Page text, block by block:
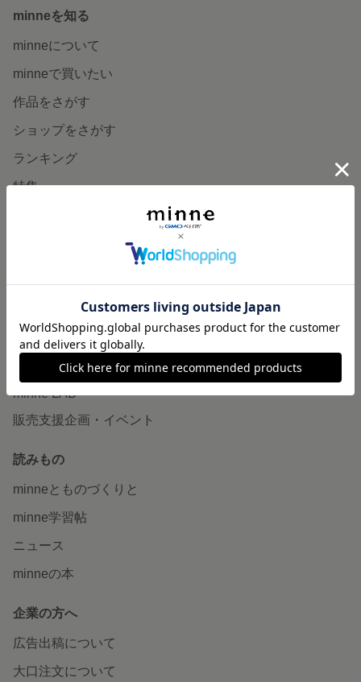
minneを知る
minneについて
minneで買いたい
作品をさがす
ショップをさがす
ランキング
特集
食品販売
ヴィンテージ販売
ダウンロード販売
minne PLUS
minne LAB
販売支援企画・イベント
読みもの
minneとものづくりと
minne学習帖
ニュース
minneの本
企業の方へ
広告出稿について
大口注文について